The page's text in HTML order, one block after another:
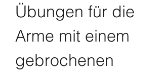
Übungen für die
Arme mit einem
gebrochenen